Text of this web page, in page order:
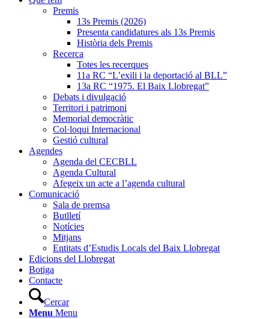
Premis
13s Premis (2026)
Presenta candidatures als 13s Premis
Història dels Premis
Recerca
Totes les recerques
11a RC “L’exili i la deportació al BLL”
13a RC “1975. El Baix Llobregat”
Debats i divulgació
Territori i patrimoni
Memorial democràtic
Col·loqui Internacional
Gestió cultural
Agendes
Agenda del CECBLL
Agenda Cultural
Afegeix un acte a l’agenda cultural
Comunicació
Sala de premsa
Butlletí
Notícies
Mitjans
Entitats d’Estudis Locals del Baix Llobregat
Edicions del Llobregat
Botiga
Contacte
Cercar
Menu Menu